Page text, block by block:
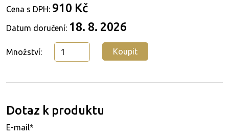
Cena s DPH: 910 Kč
Datum doručení: 18. 8. 2026
Množství: Koupit
Dotaz k produktu
E-mail*